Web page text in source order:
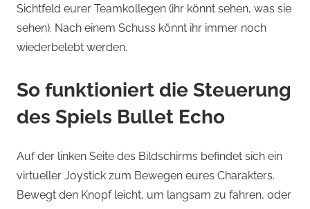
Sichtfeld eurer Teamkollegen (ihr könnt sehen, was sie
sehen). Nach einem Schuss könnt ihr immer noch
wiederbelebt werden.
So funktioniert die Steuerung
des Spiels Bullet Echo
Auf der linken Seite des Bildschirms befindet sich ein
virtueller Joystick zum Bewegen eures Charakters.
Bewegt den Knopf leicht, um langsam zu fahren, oder